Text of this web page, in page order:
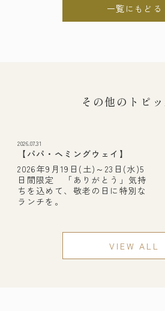
一覧にもどる
その他のトピ
2026年9月19日(土)～23日(水)5
日間限定 「ありがとう」気持
ちを込めて、敬老の日に特別な
ランチを。
【パパ・ヘミングウェイ】
2026.07.31
VIEW ALL